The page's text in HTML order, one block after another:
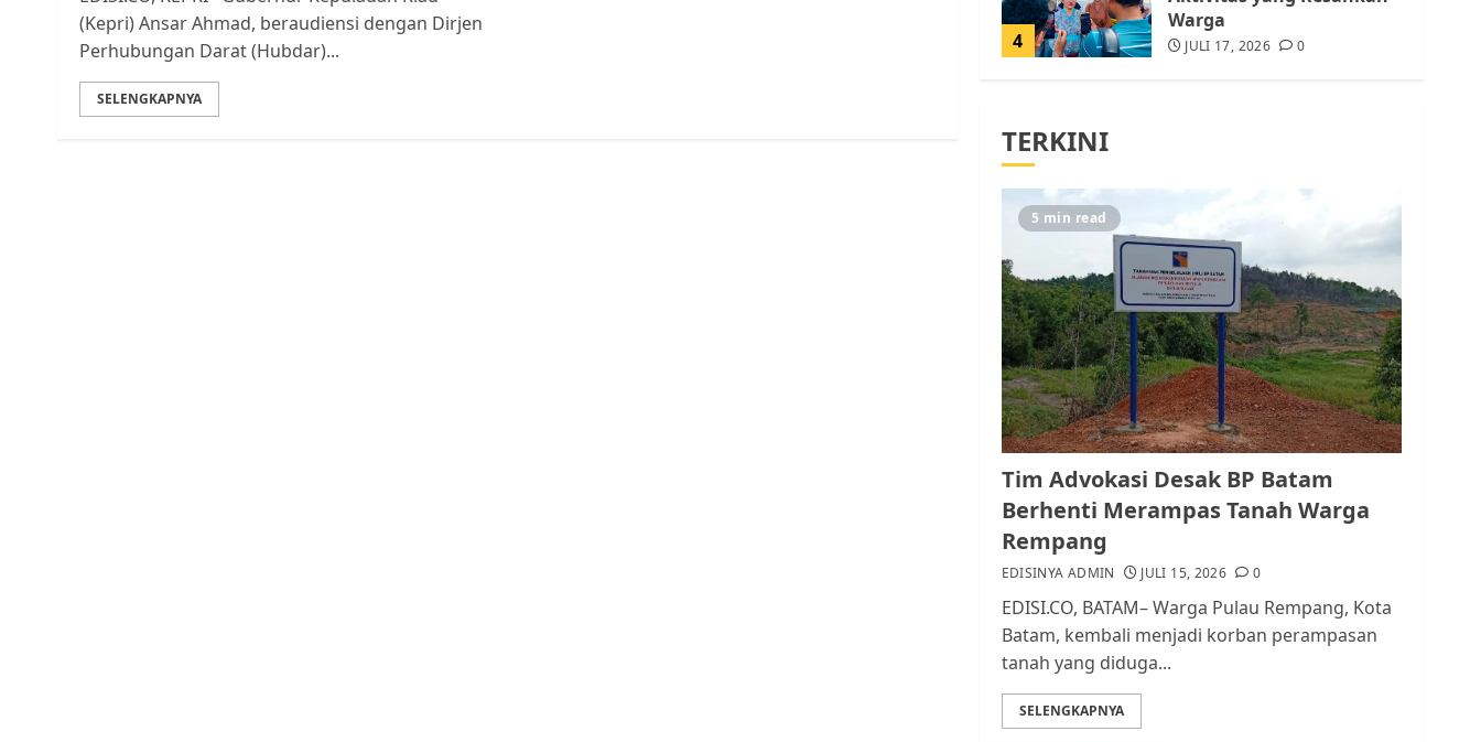
(Kepri) Ansar Ahmad, beraudiensi dengan Dirjen
Perhubungan Darat (Hubdar)...
SELENGKAPNYA
4
Warga
JULI 17, 2026 0
5 JULI 15, 2026
1
Pemko Batam Tegaskan
RT dan RW bukan Petugas
Pendataan dan
Pemungutan Pajak
AGUSTUS 1, 2026 0
2
Kader Pajak jadi
Penghubung Pemerintah
dan Masyarakat di
Lingkungan RT/RW
3
Datangi Pemko Batam,
Warga Rempang Protes
Lahan Mereka Diambil
TERKINI
5 min read
Tim Advokasi Desak BP Batam
Berhenti Merampas Tanah Warga
Rempang
EDISINYA ADMIN JULI 15, 2026 0
EDISI.CO, BATAM– Warga Pulau Rempang, Kota
Batam, kembali menjadi korban perampasan
tanah yang diduga...
SELENGKAPNYA